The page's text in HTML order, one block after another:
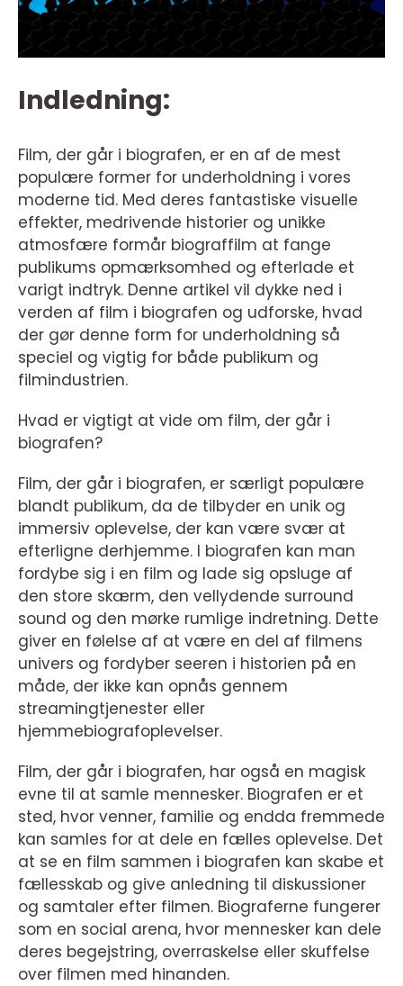
Indledning:
Film, der går i biografen, er en af de mest
populære former for underholdning i vores
moderne tid. Med deres fantastiske visuelle
effekter, medrivende historier og unikke
atmosfære formår biograffilm at fange
publikums opmærksomhed og efterlade et
varigt indtryk. Denne artikel vil dykke ned i
verden af film i biografen og udforske, hvad
der gør denne form for underholdning så
speciel og vigtig for både publikum og
filmindustrien.
Hvad er vigtigt at vide om film, der går i
biografen?
Film, der går i biografen, er særligt populære
blandt publikum, da de tilbyder en unik og
immersiv oplevelse, der kan være svær at
efterligne derhjemme. I biografen kan man
fordybe sig i en film og lade sig opsluge af
den store skærm, den vellydende surround
sound og den mørke rumlige indretning. Dette
giver en følelse af at være en del af filmens
univers og fordyber seeren i historien på en
måde, der ikke kan opnås gennem
streamingtjenester eller
hjemmebiografoplevelser.
Film, der går i biografen, har også en magisk
evne til at samle mennesker. Biografen er et
sted, hvor venner, familie og endda fremmede
kan samles for at dele en fælles oplevelse. Det
at se en film sammen i biografen kan skabe et
fællesskab og give anledning til diskussioner
og samtaler efter filmen. Biograferne fungerer
som en social arena, hvor mennesker kan dele
deres begejstring, overraskelse eller skuffelse
over filmen med hinanden.